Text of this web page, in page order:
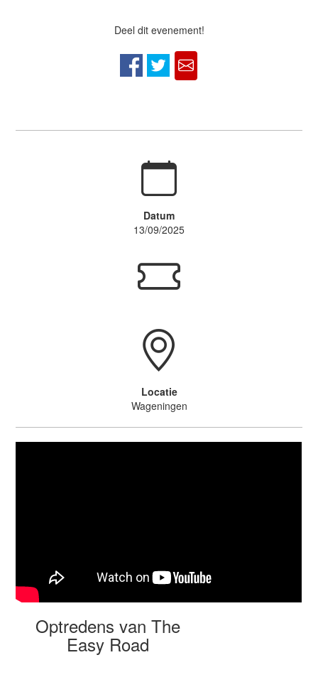
Deel dit evenement!
Datum
13/09/2025
Locatie
Wageningen
Optredens van The
Easy Road